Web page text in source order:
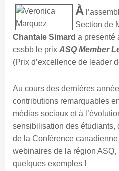
À
Section de
Chantale Simard a presenté
cssbb le prix ASQ Member
(Prix d’excellence de leader
Au cours des dernières
contributions remarquables
médias sociaux et à
sensibilisation des étudiants,
de la Conférence
webinaires de la région ASQ,
quelques exemples !